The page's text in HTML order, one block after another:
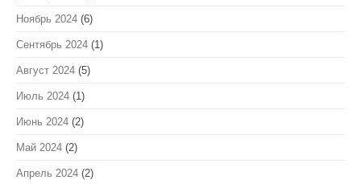
Ноябрь 2024 (6)
Сентябрь 2024 (1)
Август 2024 (5)
Июль 2024 (1)
Июнь 2024 (2)
Май 2024 (2)
Апрель 2024 (2)